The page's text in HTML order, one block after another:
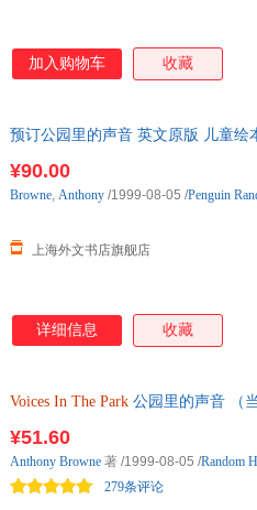
加入购物车 收藏
预订公园里的声音 英文原版 儿童绘
¥90.00
上海外文书店旗舰店
Browne, Anthony /1999-08-05 /Penguin
详细信息 收藏
Voices In The Park 公园里的声音 （
¥51.60
279条评论
Anthony Browne 著 /1999-08-05 /Random